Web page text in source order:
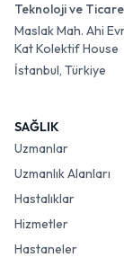
Teknoloji ve
Maslak Mah. Ahi
Kat Kolektif House
İstanbul, Türkiye
SAĞLIK
Uzmanlar
Uzmanlık Alanları
Hastalıklar
Hizmetler
Hastaneler